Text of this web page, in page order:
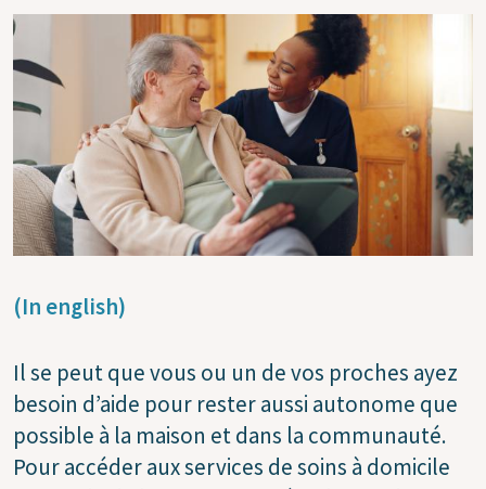
Image
(In english)
Il se peut que vous ou un de vos proches ayez
besoin d’aide pour rester aussi autonome que
possible à la maison et dans la communauté.
Pour accéder aux services de soins à domicile